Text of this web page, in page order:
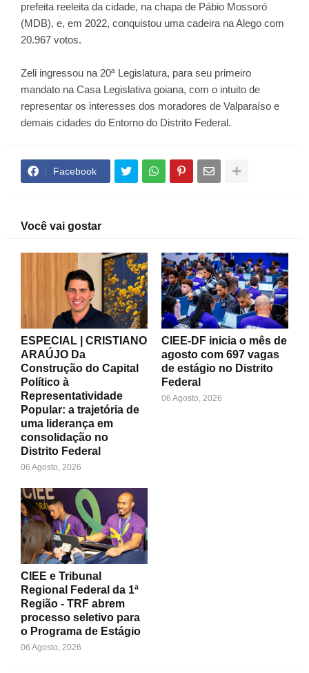
prefeita reeleita da cidade, na chapa de Pábio Mossoró
(MDB), e, em 2022, conquistou uma cadeira na Alego com
20.967 votos.
Zeli ingressou na 20ª Legislatura, para seu primeiro
mandato na Casa Legislativa goiana, com o intuito de
representar os interesses dos moradores de Valparaíso e
demais cidades do Entorno do Distrito Federal.
Facebook
Você vai gostar
ESPECIAL | CRISTIANO
ARAÚJO Da
Construção do Capital
Político à
Representatividade
Popular: a trajetória de
uma liderança em
consolidação no
Distrito Federal
06 Agosto, 2026
CIEE-DF inicia o mês de
agosto com 697 vagas
de estágio no Distrito
Federal
06 Agosto, 2026
CIEE e Tribunal
Regional Federal da 1ª
Região - TRF abrem
processo seletivo para
o Programa de Estágio
06 Agosto, 2026